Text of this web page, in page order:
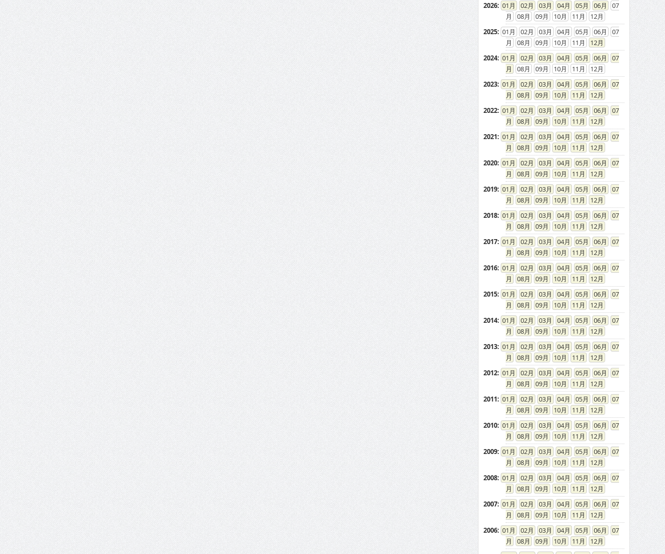
2026: 01 02 03 04 05 06
07
08
09 10 11
12
2025: 01 02 03 04 05 06
07
08
09 10 11
12
2024: 01 02 03 04 05 06
07
08
09 10 11
12
2023: 01 02 03 04 05 06
07
08
09 10 11
12
2022: 01 02 03 04 05 06
07
08
09 10 11
12
2021: 01 02 03 04 05 06
07
08
09 10 11
12
2020: 01 02 03 04 05 06
07
08
09 10 11
12
2019: 01 02 03 04 05 06
07
08
09 10 11
12
2018: 01 02 03 04 05 06
07
08
09 10 11
12
2017: 01 02 03 04 05 06
07
08
09 10 11
12
2016: 01 02 03 04 05 06
07
08
09 10 11
12
2015: 01 02 03 04 05 06
07
08
09 10 11
12
2014: 01 02 03 04 05 06
07
08
09 10 11
12
2013: 01 02 03 04 05 06
07
08
09 10 11
12
2012: 01 02 03 04 05 06
07
08
09 10 11
12
2011: 01 02 03 04 05 06
07
08
09 10 11
12
2010: 01 02 03 04 05 06
07
08
09 10 11
12
2009: 01 02 03 04 05 06
07
08
09 10 11
12
2008: 01 02 03 04 05 06
07
08
09 10 11
12
2007: 01 02 03 04 05 06
07
08
09 10 11
12
2006: 01 02 03 04 05 06
07
08
09 10 11
12